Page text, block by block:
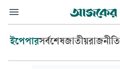
ইপেপারসর্বশেষজাতীয়রাজনীতি